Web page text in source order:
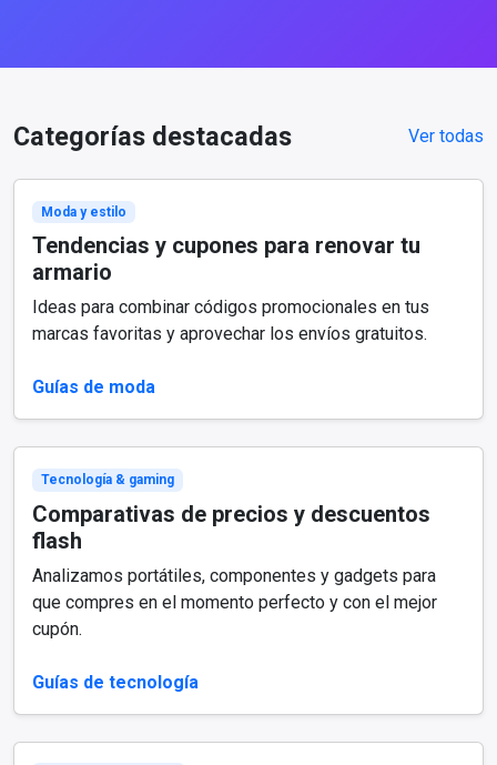
Categorías destacadas Ver todas
Moda y estilo
Tendencias y cupones para renovar tu
armario
Ideas para combinar códigos promocionales en tus
marcas favoritas y aprovechar los envíos gratuitos.
Guías de moda
Tecnología & gaming
Comparativas de precios y descuentos
flash
Analizamos portátiles, componentes y gadgets para
que compres en el momento perfecto y con el mejor
cupón.
Guías de tecnología